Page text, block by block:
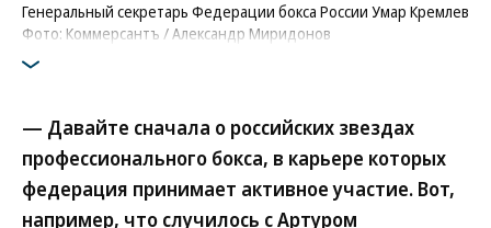
Генеральный секретарь Федерации бокса России Умар Кремлев
Фото: Коммерсантъ / Александр Миридонов
— Давайте сначала о российских звездах
профессионального бокса, в карьере которых
федерация принимает активное участие. Вот,
например, что случилось с Артуром